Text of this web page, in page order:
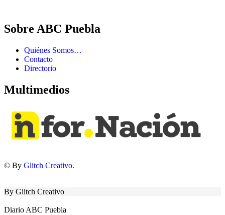
Sobre ABC Puebla
Quiénes Somos…
Contacto
Directorio
Multimedios
© By Glitch Creativo.
By Glitch Creativo
Diario ABC Puebla